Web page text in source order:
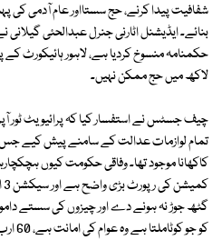
شفافیت پیدا کرنے، حج سستااور عام آدمی
حکمنامہ منسوخ کردیا ہے، لاہور ہائیکورٹ
لاکھ میں حج ممکن نہیں۔
چیف جسٹس نے استفسار کیا کہ پرائیویٹ ٹور
کاکھانا موجود تھا۔ وفاقی حکومت کیوں
گٹھ جوڑ نہ ہونے دے اور چیزوں کی سستے
کو جو